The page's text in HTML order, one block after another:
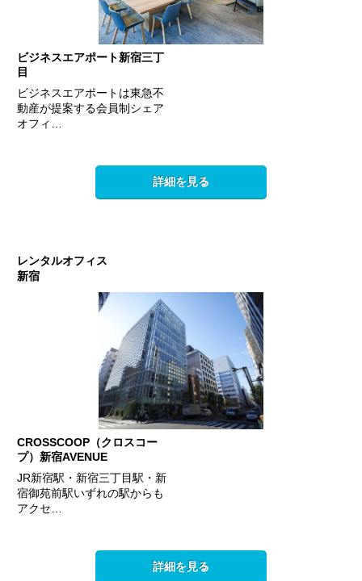
ビジネスエアポート新宿三丁
目
ビジネスエアポートは東急不
動産が提案する会員制シェア
オフィ…
詳細を見る
レンタルオフィス
新宿
CROSSCOOP（クロスコー
プ）新宿AVENUE
JR新宿駅・新宿三丁目駅・新
宿御苑前駅いずれの駅からも
アクセ…
詳細を見る